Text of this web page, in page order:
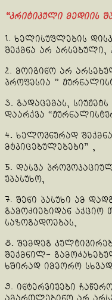
“კრიტიკული მედიის
1. ხელისუფლების
შექმნა არ
2. მოიგინო არ
პროფესია ”
3. გადაცემას,
დაარქვა
4. ხელოვნურად
მტკიცებულებები” ,
5. დასვა
უპასუხო,
7. შენი პასუხი ამ
გამოძიებიდან
საზოგადოებას,
8. შემდეგ
შექმნილ-
ხშირად იმეორო
9. ინტერვიუები